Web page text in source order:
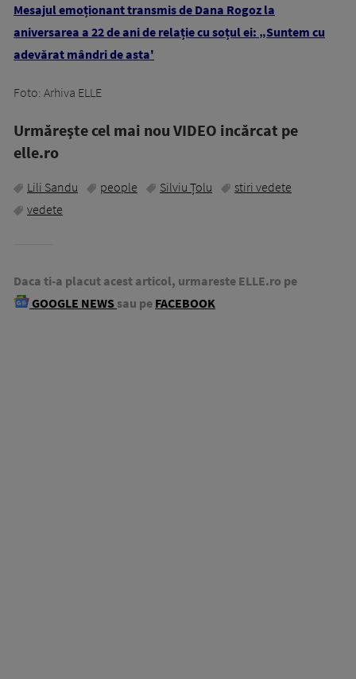
Mesajul emoționant transmis de Dana Rogoz la
aniversarea a 22 de ani de relație cu soțul ei: „Suntem cu
adevărat mândri de asta'
Foto: Arhiva ELLE
Urmăreşte cel mai nou VIDEO incărcat pe
elle.ro
Lili Sandu people Silviu Țolu
stiri vedete
vedete
Daca ti-a placut acest articol, urmareste ELLE.ro pe
GOOGLE NEWS sau pe FACEBOOK